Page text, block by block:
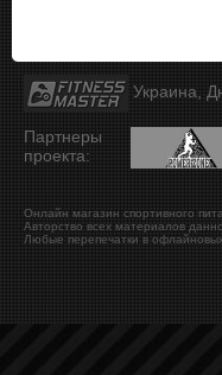
Украина,
Партнеры
проекта:
Онлайн магазин спортивного
Авторство всех материалов
Любые перепечатки в